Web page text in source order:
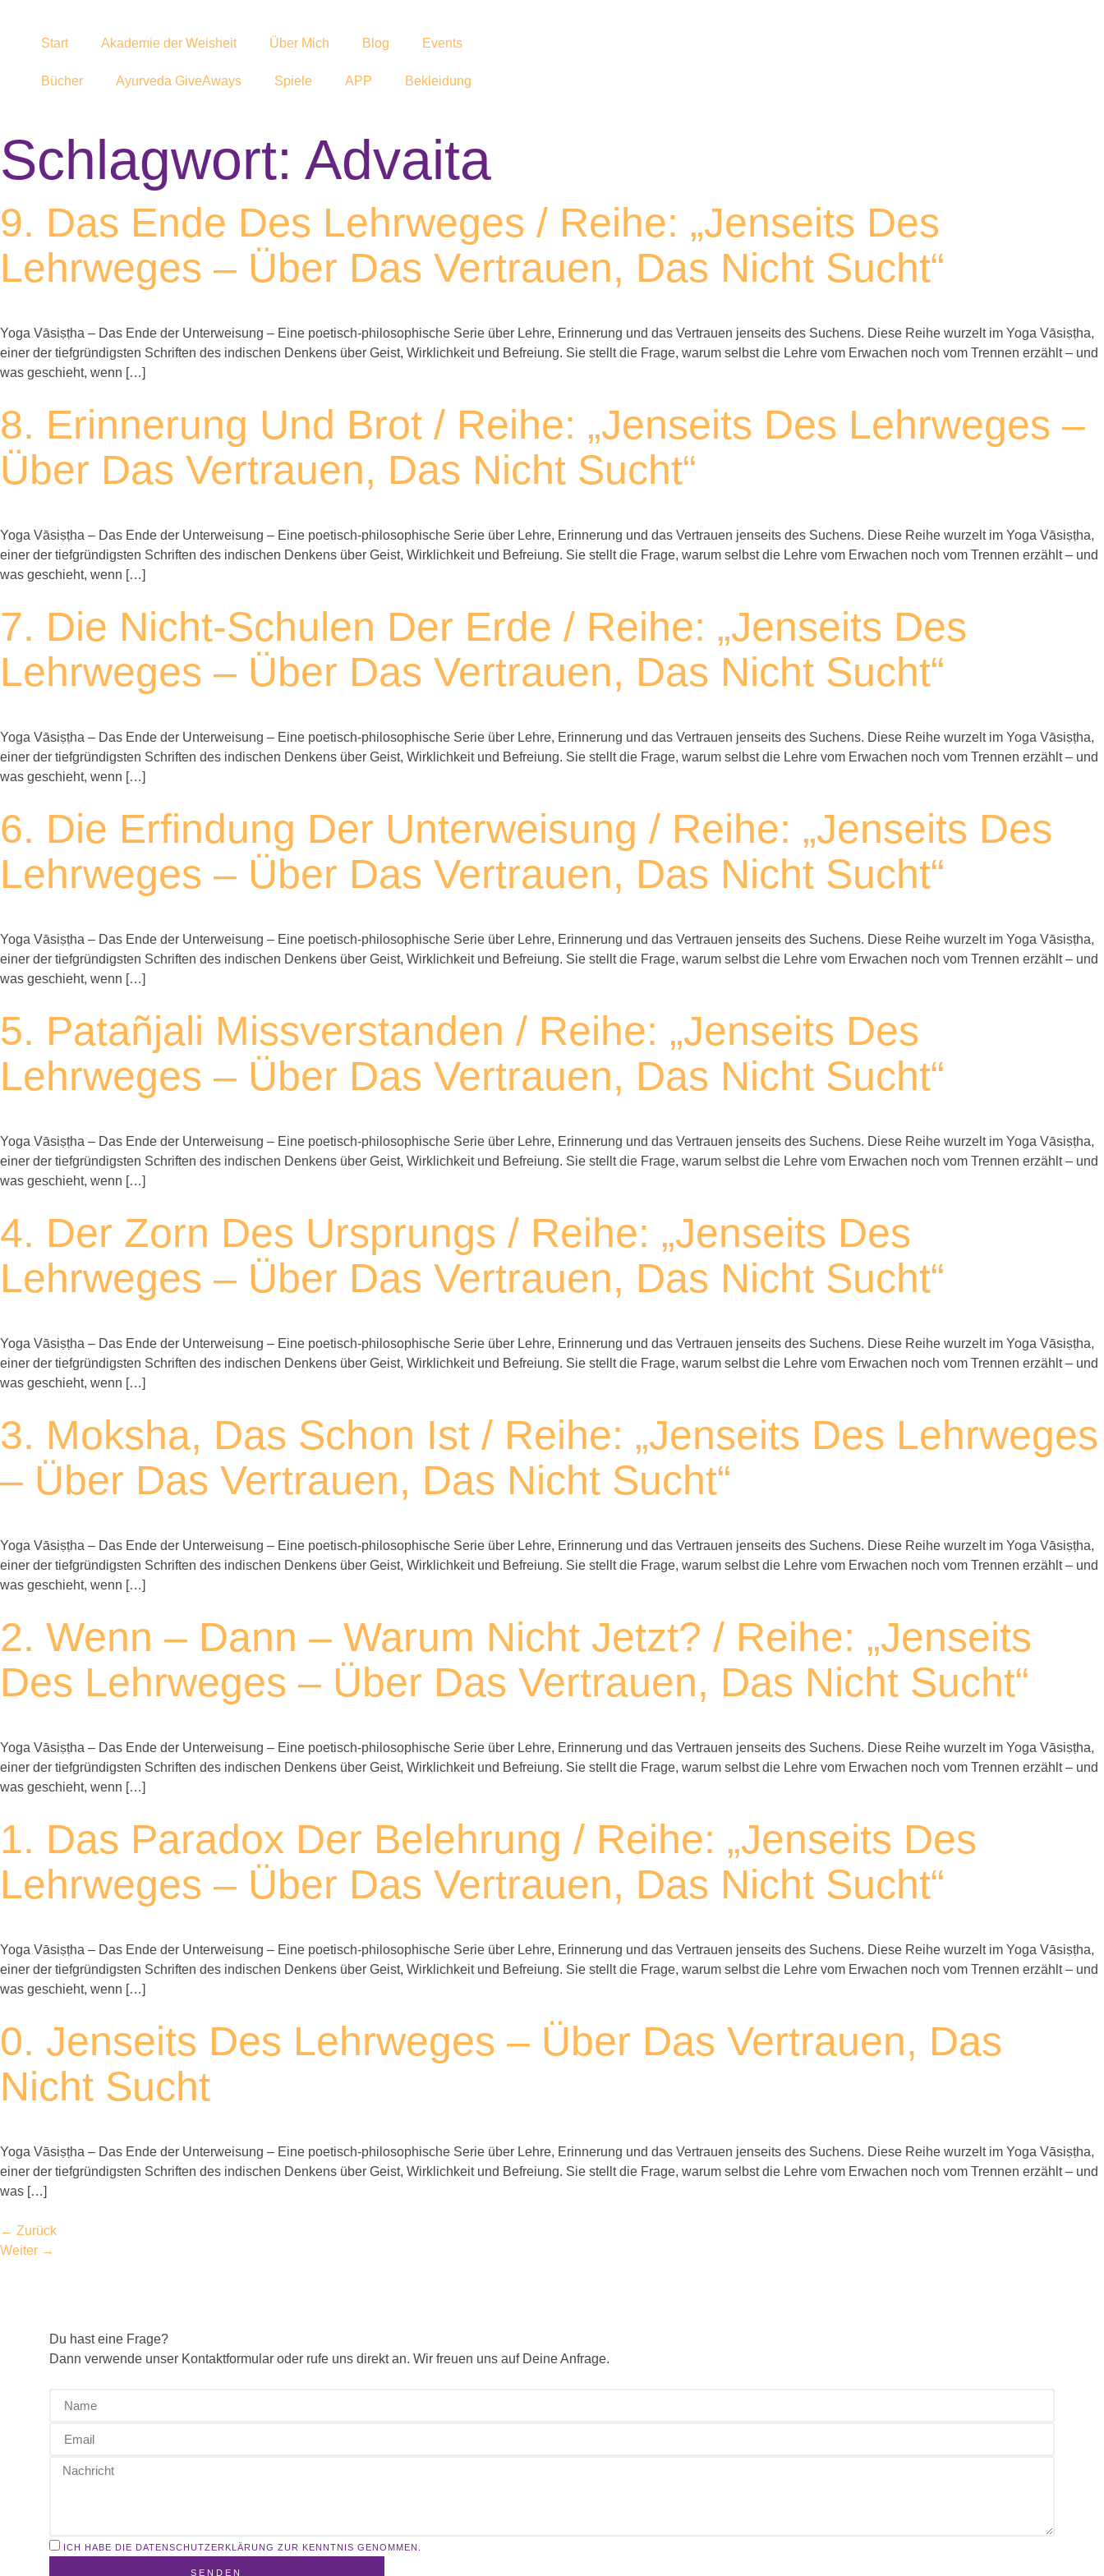
Start Akademie der Weisheit Über Mich Blog Events
Bücher Ayurveda GiveAways Spiele APP Bekleidung
Schlagwort: Advaita
9. Das Ende Des Lehrweges / Reihe: „Jenseits Des
Lehrweges – Über Das Vertrauen, Das Nicht Sucht“
Yoga Vāsiṣṭha – Das Ende der Unterweisung – Eine poetisch-philosophische Serie über Lehre, Erinnerung und das Vertrauen jenseits des Suchens. Diese Reihe wurzelt im Yoga Vāsiṣṭha,
einer der tiefgründigsten Schriften des indischen Denkens über Geist, Wirklichkeit und Befreiung. Sie stellt die Frage, warum selbst die Lehre vom Erwachen noch vom Trennen erzählt – und
was geschieht, wenn […]
8. Erinnerung Und Brot / Reihe: „Jenseits Des Lehrweges –
Über Das Vertrauen, Das Nicht Sucht“
Yoga Vāsiṣṭha – Das Ende der Unterweisung – Eine poetisch-philosophische Serie über Lehre, Erinnerung und das Vertrauen jenseits des Suchens. Diese Reihe wurzelt im Yoga Vāsiṣṭha,
einer der tiefgründigsten Schriften des indischen Denkens über Geist, Wirklichkeit und Befreiung. Sie stellt die Frage, warum selbst die Lehre vom Erwachen noch vom Trennen erzählt – und
was geschieht, wenn […]
7. Die Nicht-Schulen Der Erde / Reihe: „Jenseits Des
Lehrweges – Über Das Vertrauen, Das Nicht Sucht“
Yoga Vāsiṣṭha – Das Ende der Unterweisung – Eine poetisch-philosophische Serie über Lehre, Erinnerung und das Vertrauen jenseits des Suchens. Diese Reihe wurzelt im Yoga Vāsiṣṭha,
einer der tiefgründigsten Schriften des indischen Denkens über Geist, Wirklichkeit und Befreiung. Sie stellt die Frage, warum selbst die Lehre vom Erwachen noch vom Trennen erzählt – und
was geschieht, wenn […]
6. Die Erfindung Der Unterweisung / Reihe: „Jenseits Des
Lehrweges – Über Das Vertrauen, Das Nicht Sucht“
Yoga Vāsiṣṭha – Das Ende der Unterweisung – Eine poetisch-philosophische Serie über Lehre, Erinnerung und das Vertrauen jenseits des Suchens. Diese Reihe wurzelt im Yoga Vāsiṣṭha,
einer der tiefgründigsten Schriften des indischen Denkens über Geist, Wirklichkeit und Befreiung. Sie stellt die Frage, warum selbst die Lehre vom Erwachen noch vom Trennen erzählt – und
was geschieht, wenn […]
5. Patañjali Missverstanden / Reihe: „Jenseits Des
Lehrweges – Über Das Vertrauen, Das Nicht Sucht“
Yoga Vāsiṣṭha – Das Ende der Unterweisung – Eine poetisch-philosophische Serie über Lehre, Erinnerung und das Vertrauen jenseits des Suchens. Diese Reihe wurzelt im Yoga Vāsiṣṭha,
einer der tiefgründigsten Schriften des indischen Denkens über Geist, Wirklichkeit und Befreiung. Sie stellt die Frage, warum selbst die Lehre vom Erwachen noch vom Trennen erzählt – und
was geschieht, wenn […]
4. Der Zorn Des Ursprungs / Reihe: „Jenseits Des
Lehrweges – Über Das Vertrauen, Das Nicht Sucht“
Yoga Vāsiṣṭha – Das Ende der Unterweisung – Eine poetisch-philosophische Serie über Lehre, Erinnerung und das Vertrauen jenseits des Suchens. Diese Reihe wurzelt im Yoga Vāsiṣṭha,
einer der tiefgründigsten Schriften des indischen Denkens über Geist, Wirklichkeit und Befreiung. Sie stellt die Frage, warum selbst die Lehre vom Erwachen noch vom Trennen erzählt – und
was geschieht, wenn […]
3. Moksha, Das Schon Ist / Reihe: „Jenseits Des Lehrweges
– Über Das Vertrauen, Das Nicht Sucht“
Yoga Vāsiṣṭha – Das Ende der Unterweisung – Eine poetisch-philosophische Serie über Lehre, Erinnerung und das Vertrauen jenseits des Suchens. Diese Reihe wurzelt im Yoga Vāsiṣṭha,
einer der tiefgründigsten Schriften des indischen Denkens über Geist, Wirklichkeit und Befreiung. Sie stellt die Frage, warum selbst die Lehre vom Erwachen noch vom Trennen erzählt – und
was geschieht, wenn […]
2. Wenn – Dann – Warum Nicht Jetzt? / Reihe: „Jenseits
Des Lehrweges – Über Das Vertrauen, Das Nicht Sucht“
Yoga Vāsiṣṭha – Das Ende der Unterweisung – Eine poetisch-philosophische Serie über Lehre, Erinnerung und das Vertrauen jenseits des Suchens. Diese Reihe wurzelt im Yoga Vāsiṣṭha,
einer der tiefgründigsten Schriften des indischen Denkens über Geist, Wirklichkeit und Befreiung. Sie stellt die Frage, warum selbst die Lehre vom Erwachen noch vom Trennen erzählt – und
was geschieht, wenn […]
1. Das Paradox Der Belehrung / Reihe: „Jenseits Des
Lehrweges – Über Das Vertrauen, Das Nicht Sucht“
Yoga Vāsiṣṭha – Das Ende der Unterweisung – Eine poetisch-philosophische Serie über Lehre, Erinnerung und das Vertrauen jenseits des Suchens. Diese Reihe wurzelt im Yoga Vāsiṣṭha,
einer der tiefgründigsten Schriften des indischen Denkens über Geist, Wirklichkeit und Befreiung. Sie stellt die Frage, warum selbst die Lehre vom Erwachen noch vom Trennen erzählt – und
was geschieht, wenn […]
0. Jenseits Des Lehrweges – Über Das Vertrauen, Das
Nicht Sucht
Yoga Vāsiṣṭha – Das Ende der Unterweisung – Eine poetisch-philosophische Serie über Lehre, Erinnerung und das Vertrauen jenseits des Suchens. Diese Reihe wurzelt im Yoga Vāsiṣṭha,
einer der tiefgründigsten Schriften des indischen Denkens über Geist, Wirklichkeit und Befreiung. Sie stellt die Frage, warum selbst die Lehre vom Erwachen noch vom Trennen erzählt – und
was […]
← Zurück
Weiter →
Du hast eine Frage?
Dann verwende unser Kontaktformular oder rufe uns direkt an. Wir freuen uns auf Deine Anfrage.
ICH HABE DIE DATENSCHUTZERKLÄRUNG ZUR KENNTNIS GENOMMEN.
SENDEN